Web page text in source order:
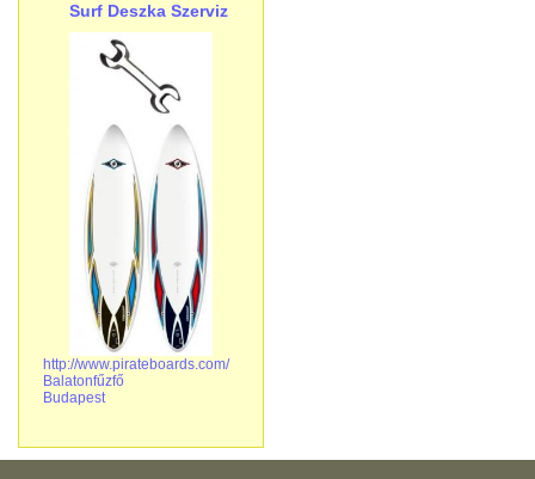
Surf Deszka Szerviz
http://www.pirateboards.com/
Balatonfűzfő
Budapest